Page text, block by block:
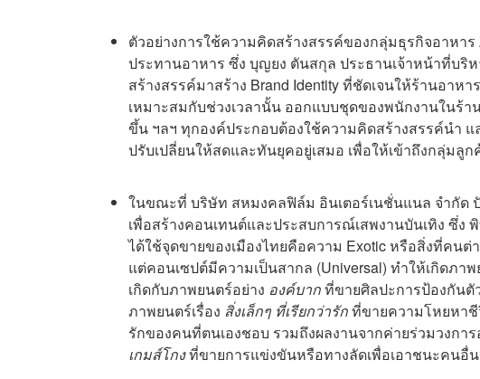
ตัวอย่างการใช้ความคิดสร้างสรรค์ของกลุ่มธุรกิจอาห
ประทานอาหาร ซึ่ง บุญยง ตันสกุล ประธานเจ้าหน้าที่บริห
สร้างสรรค์มาสร้าง Brand Identity ที่ชัดเจนให้ร้านอา
เหมาะสมกับช่วงเวลานั้น ออกแบบชุดของพนักงานในร้า
ขึ้น ฯลฯ ทุกองค์ประกอบต้องใช้ความคิดสร้างสรรค์นำ
ปรับเปลี่ยนให้สดและทันยุคอยู่เสมอ เพื่อให้เข้าถึงกลุ่มลูก
ในขณะที่ บริษัท สหมงคลฟิล์ม อินเตอร์เนชั่นแนล จำกัด​
เพื่อสร้างคอนเทนต์และประสบการณ์เสพงานบันเทิง ซึ่ง
ได้ใช้จุดขายของเมืองไทยคือความ Exotic หรือสิ่งที่คนต่
แต่คอนเซปต์มีความเป็นสากล (Universal) ทำให้เกิดภา
เกิดกับภาพยนตร์อย่าง องค์บากที่ขายศิลปะการป้องกันตั
ภาพยนตร์เรื่อง สิ่งเล็กๆ ที่เรียกว่ารักที่ขายความโหยหาชี
รักของคนที่ตนเองชอบ รวมถึงผลงานจากค่ายร่วมวงกา
เกมส์โกงที่ขายการแข่งขันหรือทางลัดเพื่อเอาชนะคนอื่น